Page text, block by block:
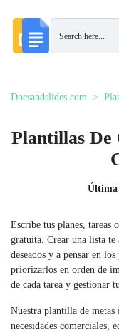
Docsandslides.com
Plantillas
Última
Escribe tus planes, tareas
gratuita. Crear una lista te
deseados y a pensar en
priorizarlos en orden de
de cada tarea y gestionar
Nuestra plantilla de
necesidades comerciales,